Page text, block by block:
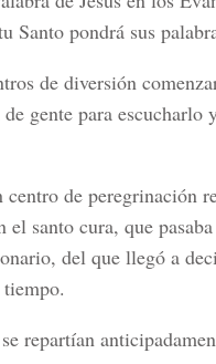
Santo pondrá sus
de diversión
gente para
de peregrinación
el santo cura, que
del que llegó a
repartían